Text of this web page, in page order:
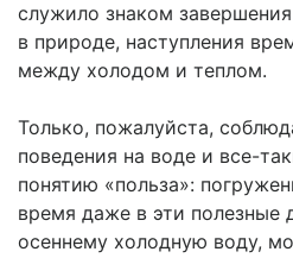
служило знаком
в природе, наступления
между холодом и теплом.
Только, пожалуйста,
поведения на воде и все-
понятию «польза»:
время даже в эти полезные
осеннему холодную воду,